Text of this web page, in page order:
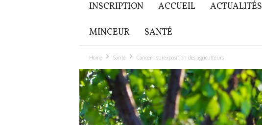
INSCRIPTION ACCUEIL ACTUALITÉS
MINCEUR SANTÉ
Home Santé Cancer : surexposition des agriculteurs